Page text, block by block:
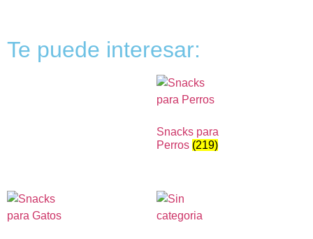
Te puede interesar:
Snacks para
Perros (219)